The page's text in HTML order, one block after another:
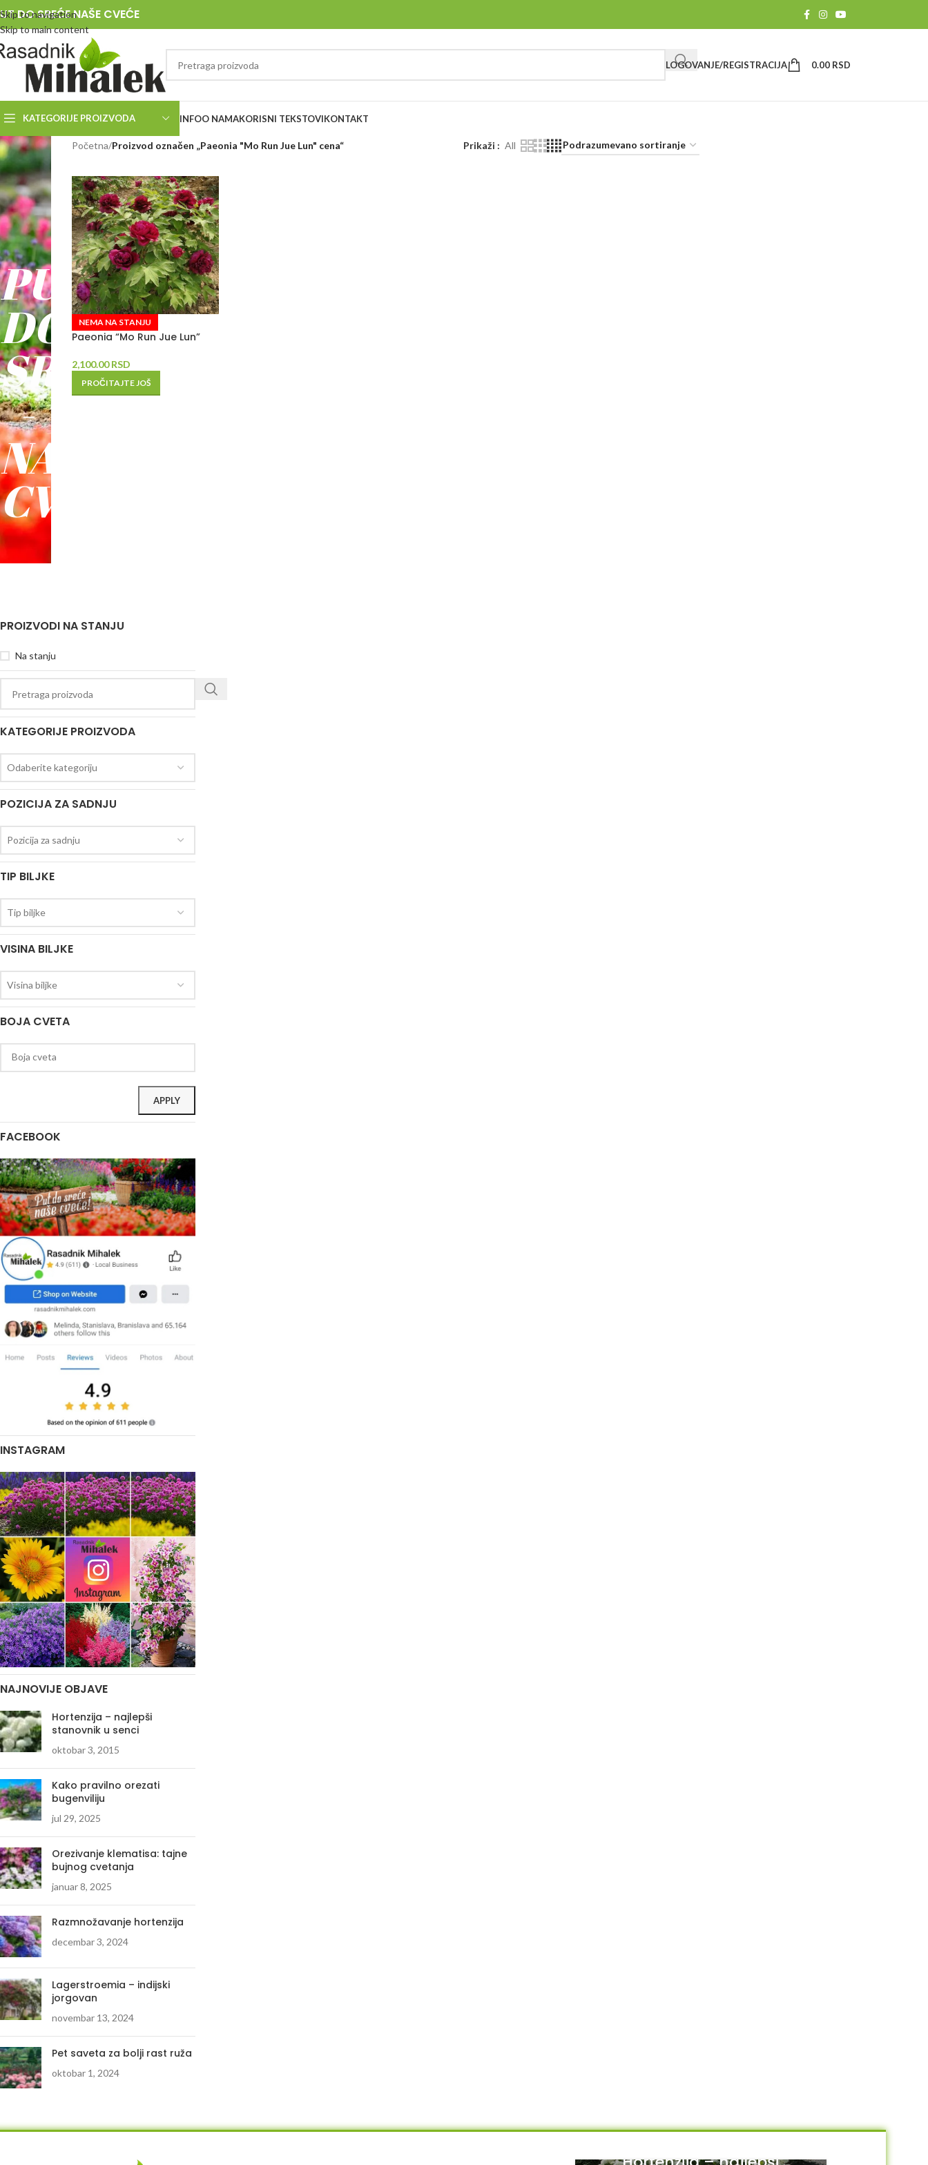
Skip to navigation
Skip to main content
DO SREĆE NAŠE CVEĆE
LOGOVANJE/REGISTRACIJA 0.00 RSD
KATEGORIJE PROIZVODA INFOO NAMAKORISNI TEKSTOVIKONTAKT
RASADNIK
MIHALEK
PUT
DO
SREĆE
-
NAŠE
CVEĆE
Početna/Proizvod označen „Paeonia "Mo Run Jue Lun" cena“ Prikaži All
NEMA NA STANJU
Paeonia “Mo Run Jue Lun”
2,100.00RSD
PROČITAJTE JOŠ
PROIZVODI NA STANJU
Na stanju
KATEGORIJE PROIZVODA
Odaberite kategoriju
POZICIJA ZA SADNJU
Pozicija za sadnju
TIP BILJKE
Tip biljke
VISINA BILJKE
Visina biljke
BOJA CVETA
APPLY
FACEBOOK
INSTAGRAM
NAJNOVIJE OBJAVE
Hortenzija – najlepši
stanovnik u senci
oktobar 3, 2015
Kako pravilno orezati
bugenviliju
jul 29, 2025
Orezivanje klematisa: tajne
bujnog cvetanja
januar 8, 2025
Razmnožavanje hortenzija
decembar 3, 2024
Lagerstroemia – indijski
jorgovan
novembar 13, 2024
Pet saveta za bolji rast ruža
oktobar 1, 2024